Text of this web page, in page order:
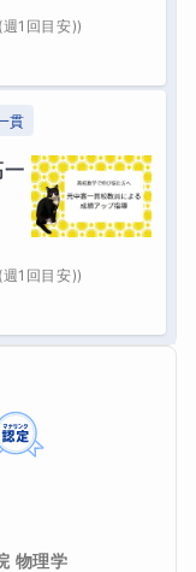
1回目安))
貫
1回目安))
物理学